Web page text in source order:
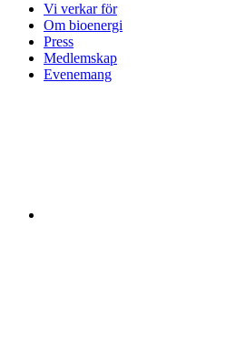
Vi verkar för
Om bioenergi
Press
Medlemskap
Evenemang